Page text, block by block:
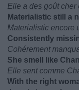
Elle a des goût cher
Materialistic still a
Materialistic encore
Consistently
Cohérement
She smell like
Elle sent comme
With the right